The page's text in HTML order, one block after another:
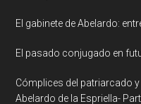
El gabinete de Abelardo:
El pasado conjugado en
Cómplices del patriarcado
Abelardo de la Espriella-